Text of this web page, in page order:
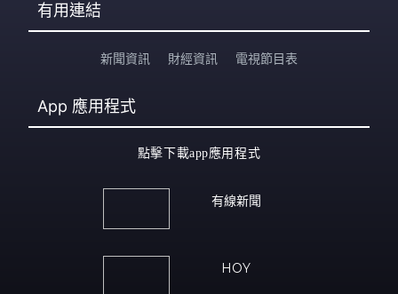
有用連結
新聞資訊 財經資訊 電視節目表
App 應用程式
點擊下載app應用程式
有線新聞
HOY